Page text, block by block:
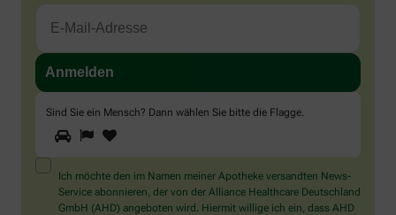
Sind Sie ein Mensch? Dann wählen Sie bitte die Flagge
Sie
ein
Mensch?
Dann
wählen
1 2
Ich möchte den im Namen meiner Apotheke versandten News-
Service abonnieren, der von der Alliance Healthcare Deutschland
GmbH (AHD) angeboten wird. Hiermit willige ich ein, dass AHD